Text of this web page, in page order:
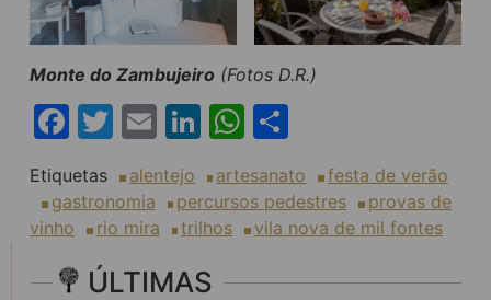
Monte do Zambujeiro (Fotos D.R.)
Facebook
Twitter
EmailLinkedIn
WhatsApp
Etiquetas alentejo artesanato
festa de verão
gastronomia
percursos pedestres
provas de
vinho
rio mira trilhos vila nova de mil fontes
ÚLTIMAS